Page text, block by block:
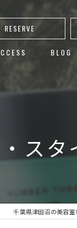
RESERVE
BLOG
ス
千葉県津田沼の美容室